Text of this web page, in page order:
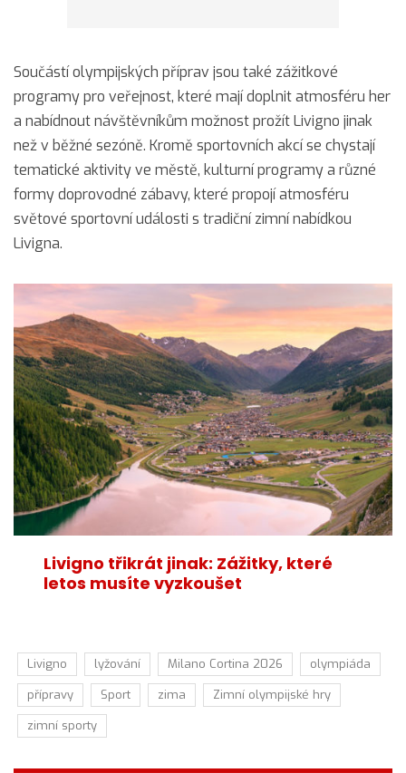
Součástí olympijských příprav jsou také zážitkové
programy pro veřejnost, které mají doplnit atmosféru her
a nabídnout návštěvníkům možnost prožít Livigno jinak
než v běžné sezóně. Kromě sportovních akcí se chystají
tematické aktivity ve městě, kulturní programy a různé
formy doprovodné zábavy, které propojí atmosféru
světové sportovní události s tradiční zimní nabídkou
Livigna.
Livigno třikrát jinak: Zážitky, které
letos musíte vyzkoušet
Livigno lyžování Milano Cortina 2026
olympiáda
přípravy
Sport zima
Zimní olympijské hry
zimní sporty